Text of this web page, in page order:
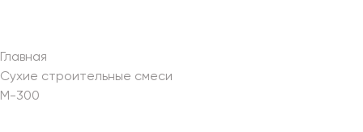
Главная
Сухие строительные смеси
М-300